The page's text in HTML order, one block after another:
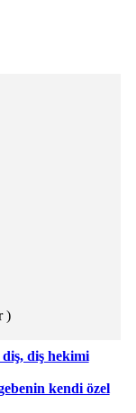
)
diş hekimi
kendi özel